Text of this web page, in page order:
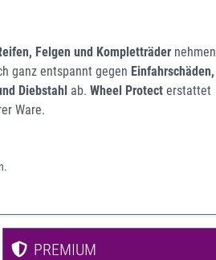
Felgen und Kompletträder nehmen
ganz entspannt gegen Einfahrschäden,
Diebstahl ab. Wheel Protect erstattet
Ware.
PREMIUM